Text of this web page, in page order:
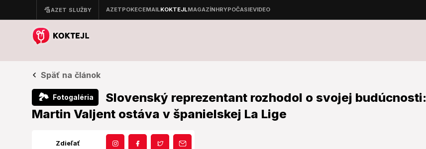
Späť na článok
🏞 Fotogaléria
Slovenský reprezentant rozhodol o svojej budúcnosti:
Martin Valjent ostáva v španielskej La Lige
Zdieľať